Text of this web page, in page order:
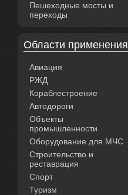
Пешеходные мосты и
переходы
Области применения
Авиация
РЖД
Кораблестроение
Автодороги
Объекты
промышленности
Оборудование для МЧС
Строительство и
реставрация
Спорт
Туризм